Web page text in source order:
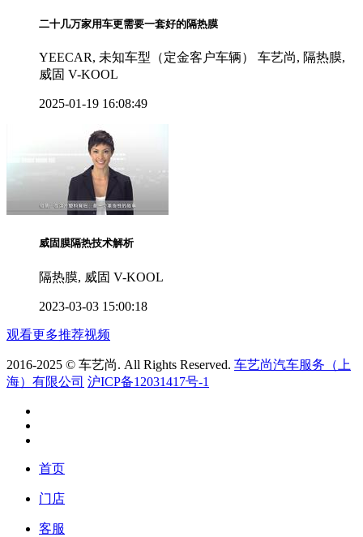
二十几万家用车更需要一套好的隔热膜
YEECAR, 未知车型（定金客户车辆） 车艺尚, 隔热膜,
威固 V-KOOL
2025-01-19 16:08:49
威固膜隔热技术解析
隔热膜, 威固 V-KOOL
2023-03-03 15:00:18
观看更多推荐视频
2016-2025 © 车艺尚. All Rights Reserved. 车艺尚汽车服务（上
海）有限公司 沪ICP备12031417号-1
首页
门店
客服